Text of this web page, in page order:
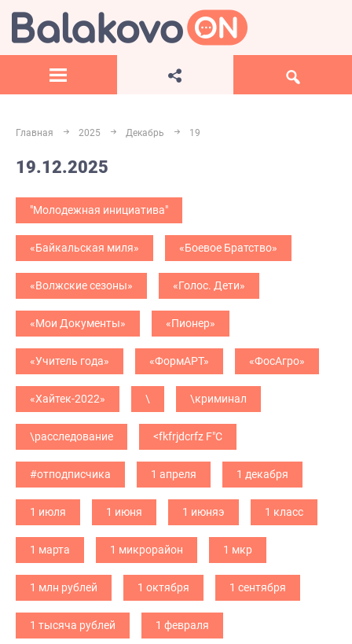
Главная 2025 Декабрь 19
19.12.2025
"Молодежная инициатива"
«Байкальская миля» «Боевое Братство»
«Волжские сезоны» «Голос. Дети»
«Мои Документы» «Пионер»
«Учитель года» «ФормАРТ» «ФосАгро»
«Хайтек-2022» \ \криминал
\расследование <fkfrjdcrfz F"C
#отподписчика 1 апреля 1 декабря
1 июля 1 июня 1 июняэ 1 класс
1 марта 1 микрорайон 1 мкр
1 млн рублей 1 октября 1 сентября
1 тысяча рублей 1 февраля